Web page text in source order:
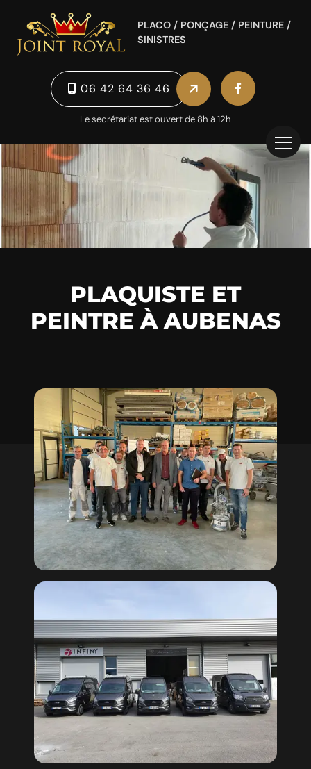
PLACO / PONÇAGE / PEINTURE /
SINISTRES
06 42 64 36 46
Le secrétariat est ouvert de 8h à 12h
PLAQUISTE ET
PEINTRE À AUBENAS